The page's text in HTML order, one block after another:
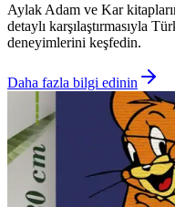
Aylak Adam ve Kar
detaylı karşılaştırmasıyla
deneyimlerini keşfedin.
Daha fazla bilgi edinin